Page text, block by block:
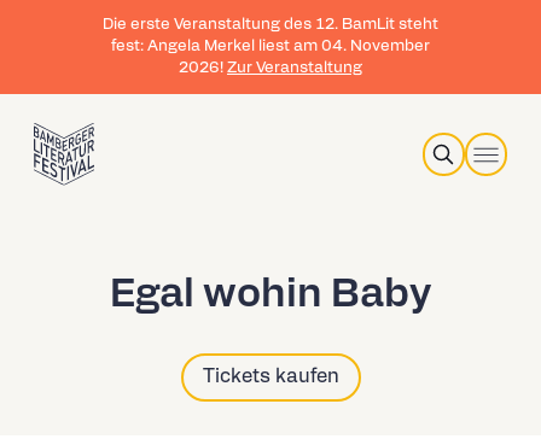
Die erste Veranstaltung des 12. BamLit steht
fest: Angela Merkel liest am 04. November
2026! Zur Veranstaltung
Search
Egal wohin Baby
Tickets kaufen